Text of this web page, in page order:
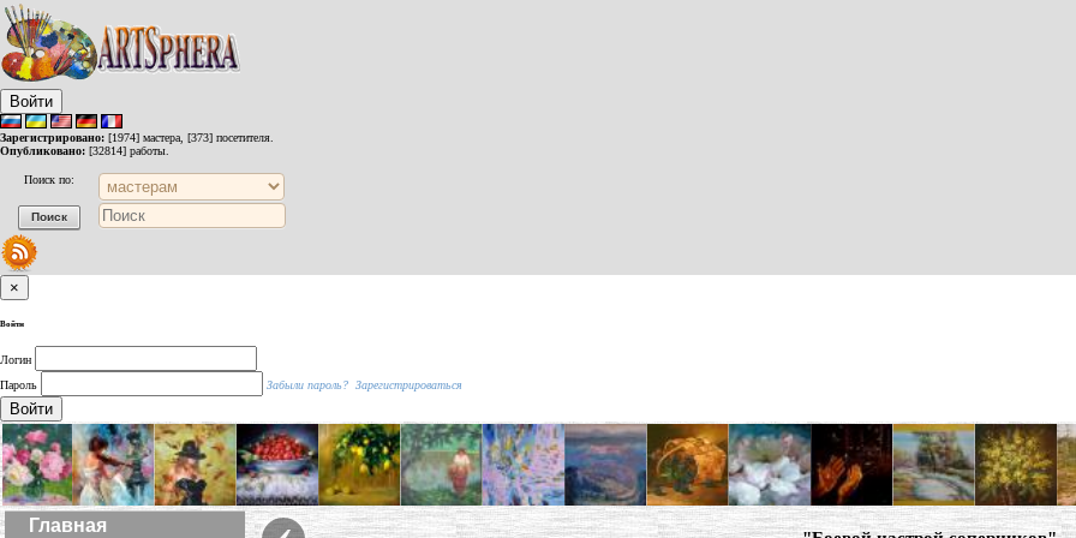
Войти
Зарегистрировано: [1974] мастера, [373] посетителя.
Опубликовано: [32814] работы.
Поиск по:
×
Войти
Логин
Пароль
Забыли пароль? Зарегистрироваться
Войти
Главная